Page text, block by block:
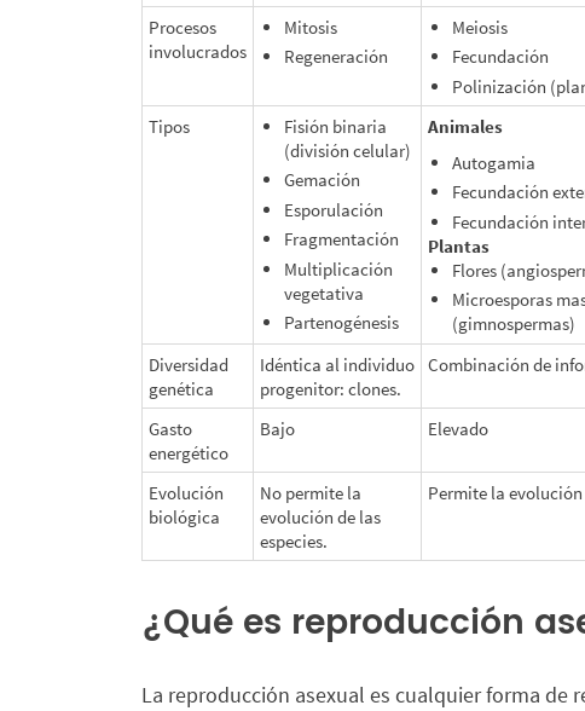
Procesos
involucrados
Mitosis
Regeneración
Meiosis
Fecundación
Polinización
Tipos
Fisión binaria
(división celular)
Gemación
Esporulación
Fragmentación
Multiplicación
vegetativa
Partenogénesis
Animales
Autogamia
Fecundación
Fecundación
Plantas
Flores
Microesporas
(gimnospermas)
Diversidad
genética
Idéntica al individuo
progenitor: clones.
Combinación de
Gasto
energético
Bajo Elevado
Evolución
biológica
No permite la
evolución de las
especies.
Permite la evolución
¿Qué es reproducción
La reproducción asexual es cualquier forma de